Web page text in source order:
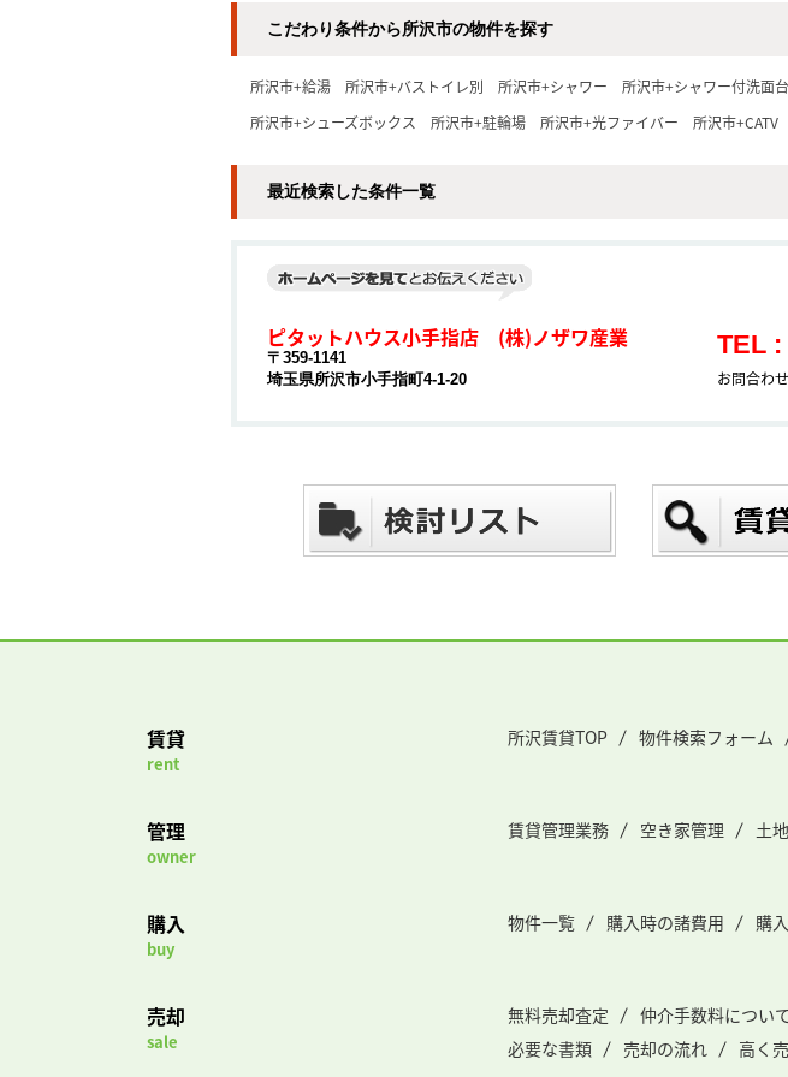
こだわり条件から所沢市の物件を探す
所沢市+給湯 所沢市+バストイレ別 所沢市+シャワー 所沢市+シャワー付洗面台
所沢市+シューズボックス
所沢市+駐輪場 所沢市+光ファイバー 所沢市+CATV
最近検索した条件一覧
ピタットハウス小手指店 (株)ノザワ産業
〒359-1141
埼玉県所沢市小手指町4-1-20
TEL :
お問合わ
賃貸
rent
所沢賃貸TOP 物件検索フォーム
管理
owner
賃貸管理業務 空き家管理 土
購入
buy
物件一覧 購入時の諸費用 購
売却
sale
無料売却査定 仲介手数料につい
必要な書類
売却の流れ 高く